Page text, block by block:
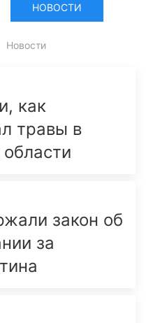
НОВОСТИ
Новости
как
травы в
закон об
за